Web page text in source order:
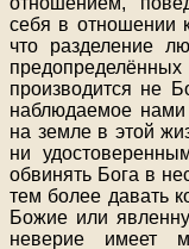
себя в отношении
что разделение
производится не
наблюдаемое
на земле в этой
ни
обвинять Бога в
тем более давать
Божие или
неверие имеет